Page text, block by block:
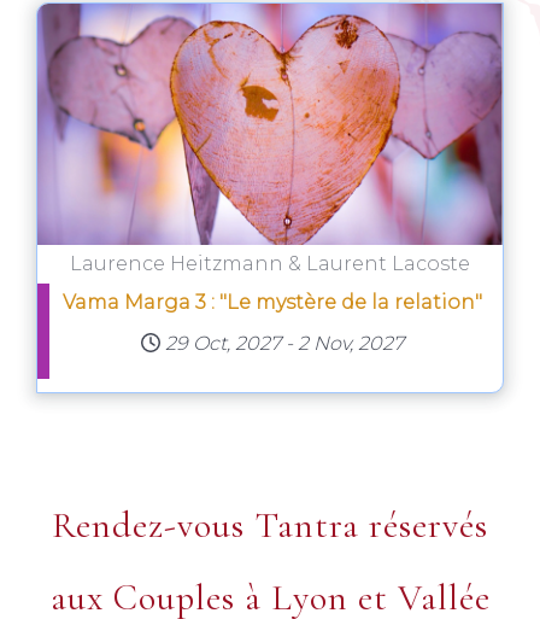
Laurence Heitzmann & Laurent Lacoste
Vama Marga 3 : "Le mystère de la relation"
29 Oct, 2027 - 2 Nov, 2027
Rendez-vous Tantra réservés
aux Couples à Lyon et Vallée